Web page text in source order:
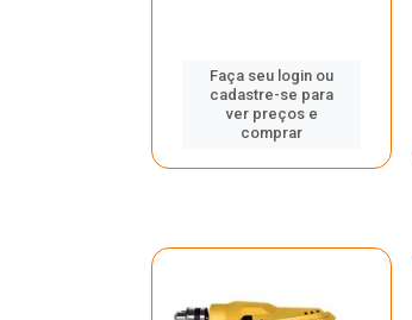
Faça seu login ou
cadastre-se para
ver preços e
comprar